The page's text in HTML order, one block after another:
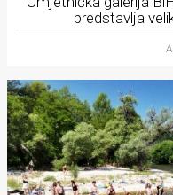
predstavlja